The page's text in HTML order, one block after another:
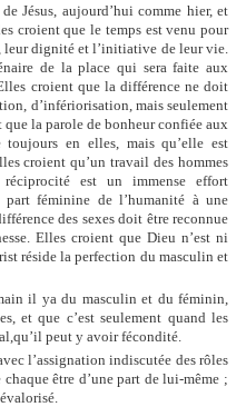
Jésus, aujourd’hui comme hier, et
croient que le temps est venu pour
leur dignité et l’initiative de leur vie.
de la place qui sera faite aux
croient que la différence ne doit
d’infériorisation, mais seulement
la parole de bonheur confiée aux
toujours en elles, mais qu’elle est
croient qu’un travail des hommes
est un immense effort
part féminine de l’humanité à une
des sexes doit être reconnue
Elles croient que Dieu n’est ni
réside la perfection du masculin et
il ya du masculin et du féminin,
et que c’est seulement quand les
peut y avoir fécondité.
l’assignation indiscutée des rôles
être d’une part de lui-même ;